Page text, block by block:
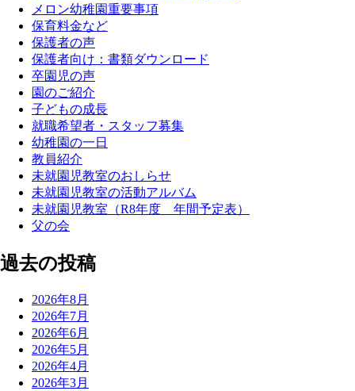
メロン幼稚園重要事項
保育料金など
保護者の声
保護者向け：書類ダウンロード
卒園児の声
園のご紹介
子どもの成長
就職希望者・スタッフ募集
幼稚園の一日
教員紹介
未就園児教室のおしらせ
未就園児教室の活動アルバム
未就園児教室（R8年度 年間予定表）
父の会
過去の投稿
2026年8月
2026年7月
2026年6月
2026年5月
2026年4月
2026年3月